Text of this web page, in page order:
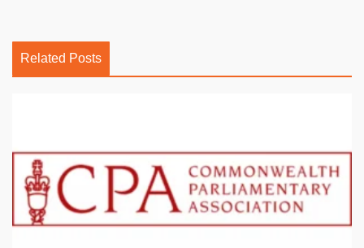
Related Posts